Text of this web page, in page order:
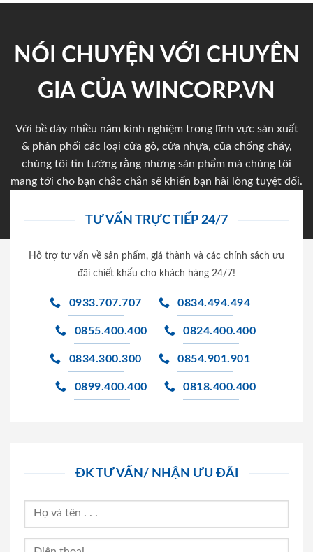
NÓI CHUYỆN VỚI CHUYÊN
GIA CỦA WINCORP.VN
Với bề dày nhiều năm kinh nghiệm trong lĩnh vực sản xuất
& phân phối các loại cửa gỗ, cửa nhựa, của chống cháy,
chúng tôi tin tưởng rằng những sản phẩm mà chúng tôi
mang tới cho bạn chắc chắn sẽ khiến bạn hài lòng tuyệt đối.
TƯ VẤN TRỰC TIẾP 24/7
Hỗ trợ tư vấn về sản phẩm, giá thành và các chính sách ưu
đãi chiết khấu cho khách hàng 24/7!
0933.707.707 0834.494.494
0855.400.400 0824.400.400
0834.300.300 0854.901.901
0899.400.400 0818.400.400
ĐK TƯ VẤN/ NHẬN ƯU ĐÃI